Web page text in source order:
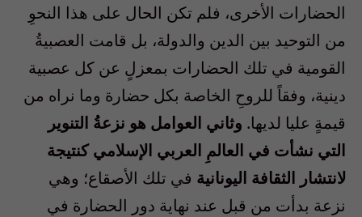
الحضارات الأخرى، فلم تكن الحال على هذا النحوِ
من التوحيد بين الدين والدولة، بل قامت العصبيةُ
القومية في تلك الحضارات بمعزلٍ عن كل عصبية
دينية، وفقاً للروحِ الخاصة بكل حضارة وما نراه من
قيمةٍ عليا لديها. وثاني العوامل هو نزعةُ التنوير
التي نشأت في العالمِ العربي الإسلامي كنتيجة
لانتشار الثقافة اليونانية في تلك الأصقاع؛ وهي
نزعة بدأت من قبل عند نهاية دور الحضارة في